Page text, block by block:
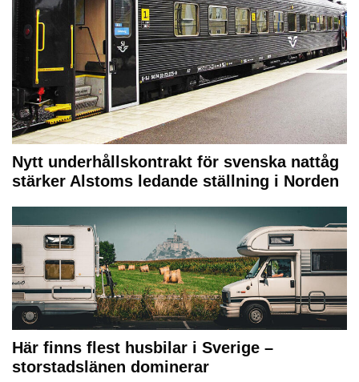
Nytt underhållskontrakt för svenska nattåg
stärker Alstoms ledande ställning i Norden
Här finns flest husbilar i Sverige –
storstadslänen dominerar